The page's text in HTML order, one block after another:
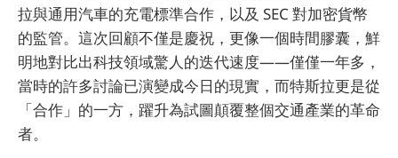
拉與通用汽車的充電標準合作，以及 SEC 對加密貨幣
的監管。這次回顧不僅是慶祝，更像一個時間膠囊，鮮
明地對比出科技領域驚人的迭代速度——僅僅一年多，
當時的許多討論已演變成今日的現實，而特斯拉更是從
「合作」的一方，躍升為試圖顛覆整個交通產業的革命
者。